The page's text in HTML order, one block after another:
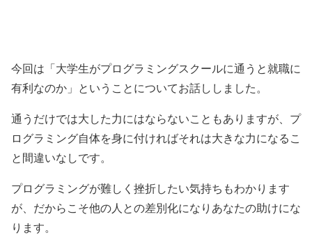
今回は「大学生がプログラミングスクールに通うと就職に
有利なのか」ということについてお話ししました。
通うだけでは大した力にはならないこともありますが、プ
ログラミング自体を身に付ければそれは大きな力になるこ
と間違いなしです。
プログラミングが難しく挫折したい気持ちもわかります
が、だからこそ他の人との差別化になりあなたの助けにな
ります。